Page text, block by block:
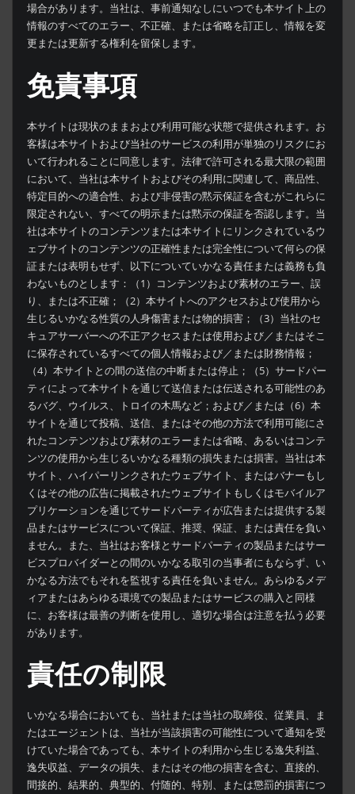
場合があります。当社は、事前通知なしにいつでも本サイト上の
情報のすべてのエラー、不正確、または省略を訂正し、情報を変
更または更新する権利を留保します。
免責事項
本サイトは現状のままおよび利用可能な状態で提供されます。お
客様は本サイトおよび当社のサービスの利用が単独のリスクにお
いて行われることに同意します。法律で許可される最大限の範囲
において、当社は本サイトおよびその利用に関連して、商品性、
特定目的への適合性、および非侵害の黙示保証を含むがこれらに
限定されない、すべての明示または黙示の保証を否認します。当
社は本サイトのコンテンツまたは本サイトにリンクされているウ
ェブサイトのコンテンツの正確性または完全性について何らの保
証または表明もせず、以下についていかなる責任または義務も負
わないものとします：（1）コンテンツおよび素材のエラー、誤
り、または不正確；（2）本サイトへのアクセスおよび使用から
生じるいかなる性質の人身傷害または物的損害；（3）当社のセ
キュアサーバーへの不正アクセスまたは使用および／またはそこ
に保存されているすべての個人情報および／または財務情報；
（4）本サイトとの間の送信の中断または停止；（5）サードパー
ティによって本サイトを通じて送信または伝送される可能性のあ
るバグ、ウイルス、トロイの木馬など；および／または（6）本
サイトを通じて投稿、送信、またはその他の方法で利用可能にさ
れたコンテンツおよび素材のエラーまたは省略、あるいはコンテ
ンツの使用から生じるいかなる種類の損失または損害。当社は本
サイト、ハイパーリンクされたウェブサイト、またはバナーもし
くはその他の広告に掲載されたウェブサイトもしくはモバイルア
プリケーションを通じてサードパーティが広告または提供する製
品またはサービスについて保証、推奨、保証、または責任を負い
ません。また、当社はお客様とサードパーティの製品またはサー
ビスプロバイダーとの間のいかなる取引の当事者にもならず、い
かなる方法でもそれを監視する責任を負いません。あらゆるメデ
ィアまたはあらゆる環境での製品またはサービスの購入と同様
に、お客様は最善の判断を使用し、適切な場合は注意を払う必要
があります。
責任の制限
いかなる場合においても、当社または当社の取締役、従業員、ま
たはエージェントは、当社が当該損害の可能性について通知を受
けていた場合であっても、本サイトの利用から生じる逸失利益、
逸失収益、データの損失、またはその他の損害を含む、直接的、
間接的、結果的、典型的、付随的、特別、または懲罰的損害につ